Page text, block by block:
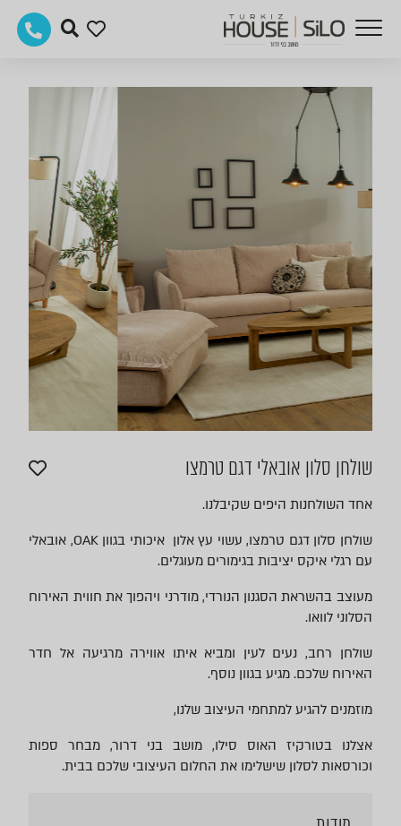
שולחן סלון אובאלי דגם טרמצו
אחד השולחנות היפים שקיבלנו.
שולחן סלון דגם טרמצו, עשוי עץ אלון איכותי בגוון OAK, אובאלי
עם רגלי איקס יציבות בגימורים מעוגלים.
מעוצב בהשראת הסגנון הנורדי, מודרני ויהפוך את חווית האירוח
הסלוני לוואו.
שולחן רחב, נעים לעין ומביא איתו אווירה מרגיעה אל חדר
האירוח שלכם. מגיע בגוון נוסף.
מוזמנים להגיע למתחמי העיצוב שלנו,
אצלנו בטורקיז האוס סילו, מושב בני דרור, מבחר ספות
וכורסאות לסלון שישלימו את החלום העיצובי שלכם בבית.